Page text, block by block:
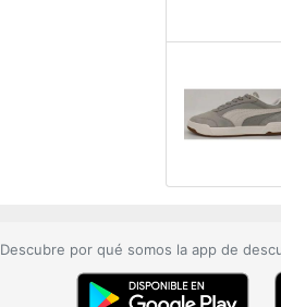
Descubre por qué somos la app de